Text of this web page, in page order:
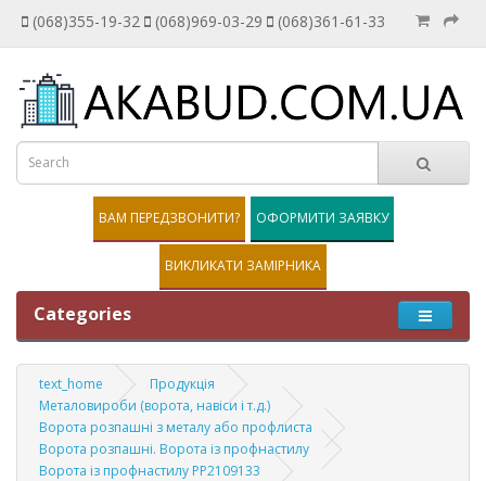
(068)355-19-32 (068)969-03-29 (068)361-61-33
ВАМ ПЕРЕДЗВОНИТИ? ОФОРМИТИ ЗАЯВКУ
ВИКЛИКАТИ ЗАМІРНИКА
Categories
text_home
Продукція
Металовироби (ворота, навіси і т.д.)
Ворота розпашні з металу або профлиста
Ворота розпашні. Ворота із профнастилу
Ворота із профнастилу PP2109133